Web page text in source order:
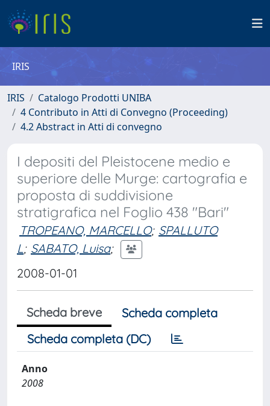
IRIS
IRIS
Catalogo Prodotti UNIBA
4 Contributo in Atti di Convegno (Proceeding)
4.2 Abstract in Atti di convegno
I depositi del Pleistocene medio e
superiore delle Murge: cartografia e
proposta di suddivisione
stratigrafica nel Foglio 438 "Bari"
TROPEANO, MARCELLO; SPALLUTO
L; SABATO, Luisa;
2008-01-01
Scheda breve
Scheda completa
Scheda completa (DC)
Anno
2008